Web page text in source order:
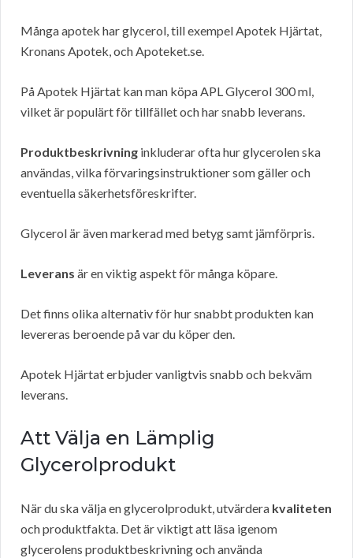
Många apotek har glycerol, till exempel Apotek Hjärtat,
Kronans Apotek, och Apoteket.se.
På Apotek Hjärtat kan man köpa APL Glycerol 300 ml,
vilket är populärt för tillfället och har snabb leverans.
Produktbeskrivning inkluderar ofta hur glycerolen ska
användas, vilka förvaringsinstruktioner som gäller och
eventuella säkerhetsföreskrifter.
Glycerol är även markerad med betyg samt jämförpris.
Leverans är en viktig aspekt för många köpare.
Det finns olika alternativ för hur snabbt produkten kan
levereras beroende på var du köper den.
Apotek Hjärtat erbjuder vanligtvis snabb och bekväm
leverans.
Att Välja en Lämplig
Glycerolprodukt
När du ska välja en glycerolprodukt, utvärdera kvaliteten
och produktfakta. Det är viktigt att läsa igenom
glycerolens produktbeskrivning och använda